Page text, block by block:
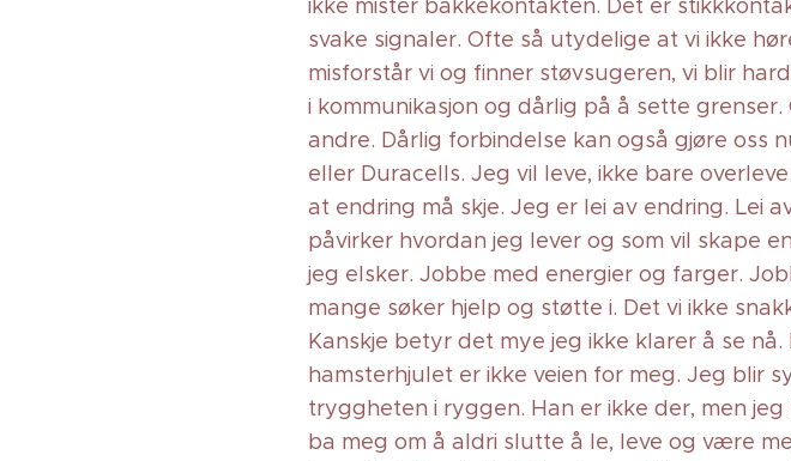
ikke mister bakkekontakten. Det er
svake signaler. Ofte så utydelige at vi ikke
misforstår vi og finner støvsugeren, vi blir
i kommunikasjon og dårlig på å sette
andre. Dårlig forbindelse kan også gjøre oss
eller Duracells. Jeg vil leve, ikke bare
at endring må skje. Jeg er lei av endring. Lei
påvirker hvordan jeg lever og som vil skape
jeg elsker. Jobbe med energier og farger.
mange søker hjelp og støtte i. Det vi ikke
Kanskje betyr det mye jeg ikke klarer å se
hamsterhjulet er ikke veien for meg. Jeg blir
tryggheten i ryggen. Han er ikke der, men
ba meg om å aldri slutte å le, leve og være